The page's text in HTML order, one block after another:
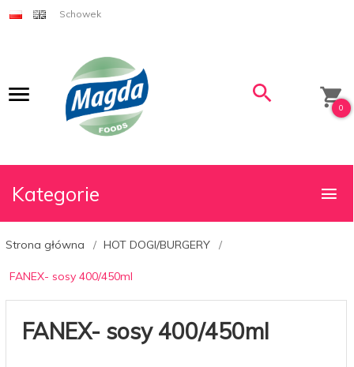
Schowek
0
Kategorie
Strona główna HOT DOGI/BURGERY
FANEX- sosy 400/450ml
FANEX- sosy 400/450ml